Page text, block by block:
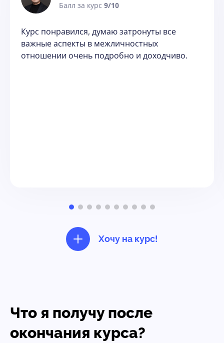
Балл за курс 9/10
Курс понравился, думаю затронуты все
важные аспекты в межличностных
отношении очень подробно и доходчиво.
Хочу на курс!
Что я получу после
окончания курса?